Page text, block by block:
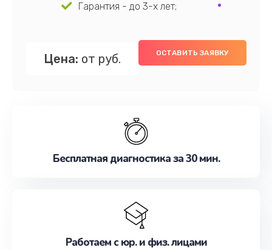
Гарантия - до 3-х лет;
Цена: от руб. ОСТАВИТЬ ЗАЯВКУ
Бесплатная диагностика за 30 мин.
Работаем с юр. и физ. лицами